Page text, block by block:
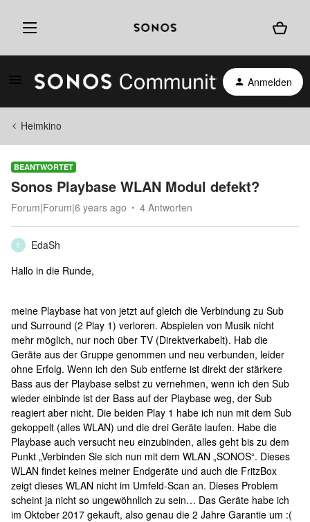
Anmelden
Heimkino
BEANTWORTET
Sonos Playbase WLAN Modul defekt?
Forum|Forum|6 years ago 4 Antworten
E
EdaSh
Hallo in die Runde,
meine Playbase hat von jetzt auf gleich die Verbindung zu Sub
und Surround (2 Play 1) verloren. Abspielen von Musik nicht
mehr möglich, nur noch über TV (Direktverkabelt). Hab die
Geräte aus der Gruppe genommen und neu verbunden, leider
ohne Erfolg. Wenn ich den Sub entferne ist direkt der stärkere
Bass aus der Playbase selbst zu vernehmen, wenn ich den Sub
wieder einbinde ist der Bass auf der Playbase weg, der Sub
reagiert aber nicht. Die beiden Play 1 habe ich nun mit dem Sub
gekoppelt (alles WLAN) und die drei Geräte laufen. Habe die
Playbase auch versucht neu einzubinden, alles geht bis zu dem
Punkt „Verbinden Sie sich nun mit dem WLAN „SONOS“. Dieses
WLAN findet keines meiner Endgeräte und auch die FritzBox
zeigt dieses WLAN nicht im Umfeld-Scan an. Dieses Problem
scheint ja nicht so ungewöhnlich zu sein… Das Geräte habe ich
im Oktober 2017 gekauft, also genau die 2 Jahre Garantie um :(